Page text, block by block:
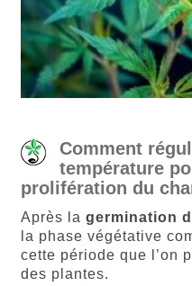
Comment
température
prolifération du
Après la germination
la phase végétative
cette période que l’on
des plantes.